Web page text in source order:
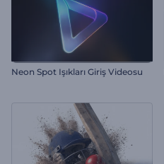
Neon Spot Işıkları Giriş Videosu